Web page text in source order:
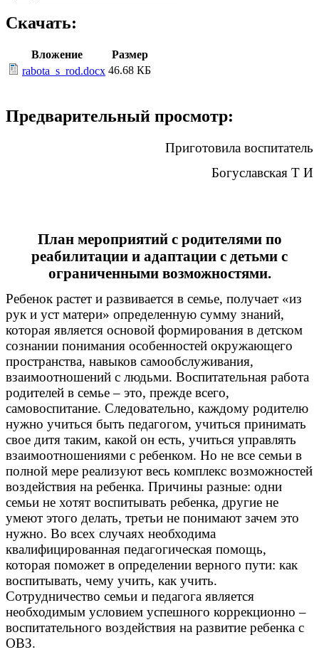
Скачать:
Вложение
Размер
rabota_s_rod.docx 46.68 КБ
Предварительный просмотр:
Приготовила воспитатель
Богуславская Т И
План мероприятий с родителями по
реабилитации и адаптации с детьми с
ограниченными возможностями.
Ребенок растет и развивается в семье, получает «из
рук и уст матери» определенную сумму знаний,
которая является основой формирования в детском
сознании понимания особенностей окружающего
пространства, навыков самообслуживания,
взаимоотношений с людьми. Воспитательная работа
родителей в семье – это, прежде всего,
самовоспитание. Следовательно, каждому родителю
нужно учиться быть педагогом, учиться принимать
свое дитя таким, какой он есть, учиться управлять
взаимоотношениями с ребенком. Но не все семьи в
полной мере реализуют весь комплекс возможностей
воздействия на ребенка. Причины разные: одни
семьи не хотят воспитывать ребенка, другие не
умеют этого делать, третьи не понимают зачем это
нужно. Во всех случаях необходима
квалифицированная педагогическая помощь,
которая поможет в определении верного пути: как
воспитывать, чему учить, как учить.
Сотрудничество семьи и педагога является
необходимым условием успешного коррекционно –
воспитательного воздействия на развитие ребенка с
ОВЗ.